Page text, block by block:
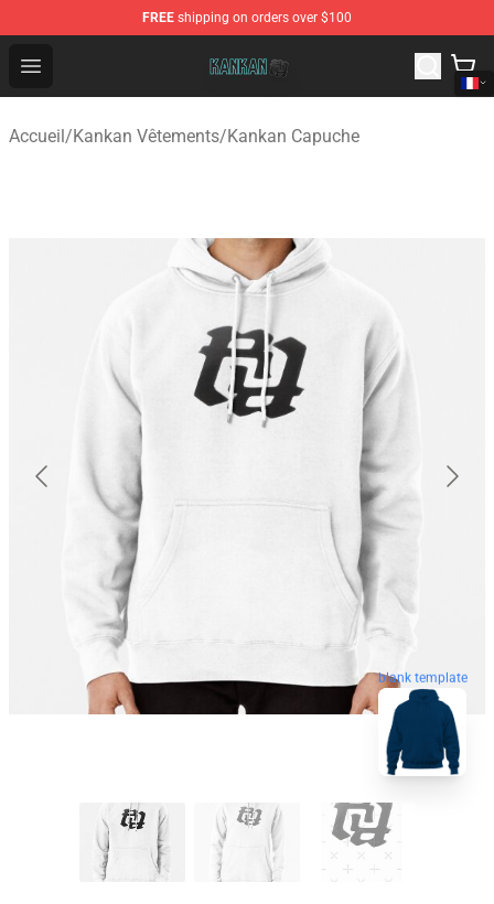
FREE shipping on orders over $100
Open menu
Kankan Store - Official Kankan Merchandise Shop
Accueil/Kankan Vêtements/Kankan Capuche
blank template